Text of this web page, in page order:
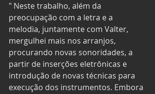
" Neste trabalho, além da
preocupação com a letra e a
melodia, juntamente com Valter,
mergulhei mais nos arranjos,
procurando novas sonoridades, a
partir de inserções eletrônicas e
introdução de novas técnicas para
execução dos instrumentos. Embora